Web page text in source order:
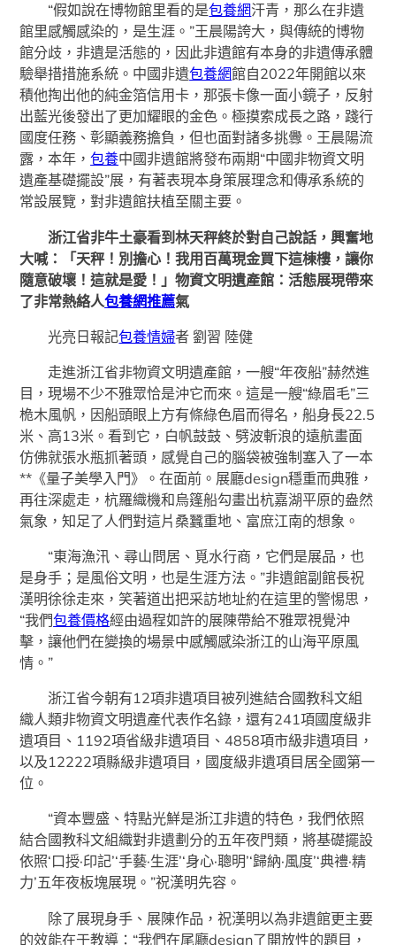
“假如說在博物館里看的是包養網汗青，那么在非遺
館里感觸感染的，是生涯。”王晨陽誇大，與傳統的博物
館分歧，非遺是活態的，因此非遺館有本身的非遺傳承體
驗舉措措施系統。中國非遺包養網館自2022年開館以來
積他掏出他的純金箔信用卡，那張卡像一面小鏡子，反射
出藍光後發出了更加耀眼的金色。極摸索成長之路，踐行
國度任務、彰顯義務擔負，但也面對諸多挑釁。王晨陽流
露，本年，包養中國非遺館將發布兩期“中國非物資文明
遺產基礎擺設”展，有著表現本身策展理念和傳承系統的
常設展覽，對非遺館扶植至關主要。
浙江省非牛土豪看到林天秤終於對自己說話，興奮地
大喊：「天秤！別擔心！我用百萬現金買下這棟樓，讓你
隨意破壞！這就是愛！」物資文明遺產館：活態展現帶來
了非常熱絡人包養網推薦氣
光亮日報記包養情婦者 劉習 陸健
走進浙江省非物資文明遺產館，一艘“年夜船”赫然進
目，現場不少不雅眾恰是沖它而來。這是一艘“綠眉毛”三
桅木風帆，因船頭眼上方有條綠色眉而得名，船身長22.5
米、高13米。看到它，白帆鼓鼓、劈波斬浪的遠航畫面
仿佛就張水瓶抓著頭，感覺自己的腦袋被強制塞入了一本
**《量子美學入門》。在面前。展廳design穩重而典雅，
再往深處走，杭羅織機和烏篷船勾畫出杭嘉湖平原的盎然
氣象，知足了人們對這片桑蠶重地、富庶江南的想象。
“東海漁汛、尋山問居、覓水行商，它們是展品，也
是身手；是風俗文明，也是生涯方法。”非遺館副館長祝
漢明徐徐走來，笑著道出把采訪地址約在這里的警惕思，
“我們包養價格經由過程如許的展陳帶給不雅眾視覺沖
擊，讓他們在變換的場景中感觸感染浙江的山海平原風
情。”
浙江省今朝有12項非遺項目被列進結合國教科文組
織人類非物資文明遺產代表作名錄，還有241項國度級非
遺項目、1192項省級非遺項目、4858項市級非遺項目，
以及12222項縣級非遺項目，國度級非遺項目居全國第一
位。
“資本豐盛、特點光鮮是浙江非遺的特色，我們依照
結合國教科文組織對非遺劃分的五年夜門類，將基礎擺設
依照‘口授·印記’‘手藝·生涯’‘身心·聰明’‘歸納·風度’‘典禮·精
力’五年夜板塊展現。”祝漢明先容。
除了展現身手、展陳作品，祝漢明以為非遺館更主要
的效能在于教導：“我們在尾廳design了開放性的題目，